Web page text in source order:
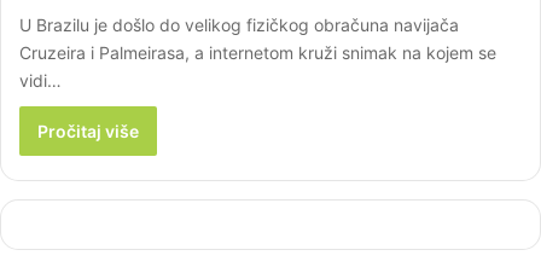
U Brazilu je došlo do velikog fizičkog obračuna navijača
Cruzeira i Palmeirasa, a internetom kruži snimak na kojem se
vidi…
Pročitaj više